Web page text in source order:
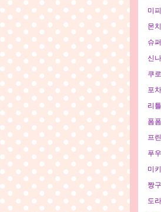
미피
몬
슈
신
쿠
포
리
폼
프
푸우
미
짱구
도